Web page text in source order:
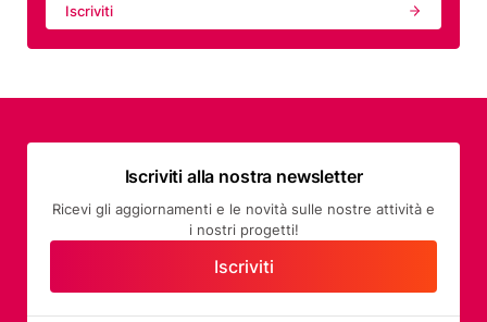
Iscriviti
Iscriviti alla nostra newsletter
Ricevi gli aggiornamenti e le novità sulle nostre attività e
i nostri progetti!
Iscriviti